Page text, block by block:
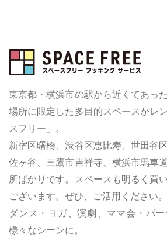
東京都・横浜市の駅から近くてあっ
場所に限定した多目的スペースがレ
スフリー」。
新宿区曙橋、渋谷区恵比寿、世田谷
佐ヶ谷、三鷹市吉祥寺、横浜市馬車
所ばかりです。スペースも明るく買
ございます。ぜひ、ご活用ください。
ダンス・ヨガ、演劇、ママ会・パ
様々なシーンに。